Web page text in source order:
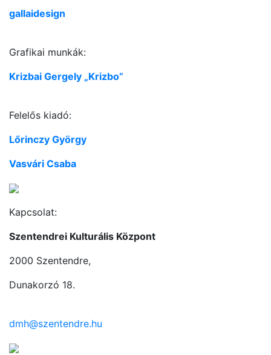
gallaidesign
Grafikai munkák:
Krizbai Gergely „Krizbo”
Felelős kiadó:
Lőrinczy György
Vasvári Csaba
Kapcsolat:
Szentendrei Kulturális Központ
2000 Szentendre,
Dunakorzó 18.
dmh@szentendre.hu